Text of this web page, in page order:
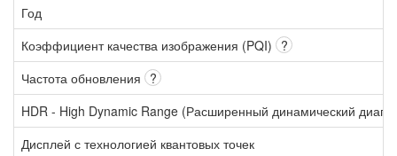
Год
Коэффициент качества изображения (PQI) ?
Частота обновления ?
HDR - High Dynamic Range (Расширенный динамический
Дисплей с технологией квантовых точек